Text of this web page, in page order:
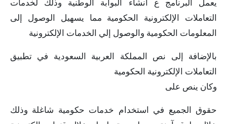
يعمل البرنامج ع انشاء البوابة الوطنية وذلك لخدمات
التعاملات الإلكترونية الحكومية مما يسهيل الوصول إلى
المعلومات الحكومية والوصول إلي الخدمات الإلكترونية
بالإضافة إلى نص المملكة العربية السعودية في تطبيق
التعاملات الإلكترونية الحكومية
وكان ينص على
حقوق الجميع في استخدام خدمات حكومية شاغلة وذلك